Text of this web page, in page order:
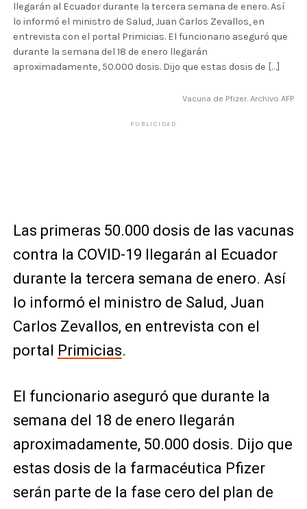
llegarán al Ecuador durante la tercera semana de enero. Así
lo informó el ministro de Salud, Juan Carlos Zevallos, en
entrevista con el portal Primicias. El funcionario aseguró que
durante la semana del 18 de enero llegarán
aproximadamente, 50.000 dosis. Dijo que estas dosis de […]
Vacuna de Pfizer. Archivo AFP
PUBLICIDAD
Las primeras 50.000 dosis de las vacunas
contra la COVID-19 llegarán al Ecuador
durante la tercera semana de enero. Así
lo informó el ministro de Salud, Juan
Carlos Zevallos, en entrevista con el
portal Primicias.
El funcionario aseguró que durante la
semana del 18 de enero llegarán
aproximadamente, 50.000 dosis. Dijo que
estas dosis de la farmacéutica Pfizer
serán parte de la fase cero del plan de